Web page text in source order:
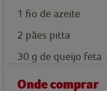
1 fio de azeite
2 pães pitta
30 g de queijo feta
Onde comprar